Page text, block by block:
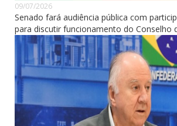
09/07/2026
Senado fará audiência pública com
para discutir funcionamento do Conselho